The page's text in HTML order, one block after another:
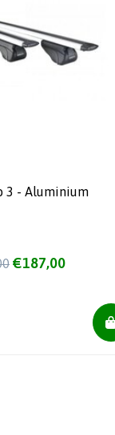
€187,00